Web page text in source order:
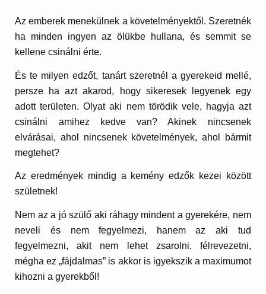
Az emberek menekülnek a követelményektől. Szeretnék
ha minden ingyen az ölükbe hullana, és semmit se
kellene csinálni érte.
És te milyen edzőt, tanárt szeretnél a gyerekeid mellé,
persze ha azt akarod, hogy sikeresek legyenek egy
adott területen. Olyat aki nem törödik vele, hagyja azt
csinálni amihez kedve van? Akinek nincsenek
elvárásai, ahol nincsenek követelmények, ahol bármit
megtehet?
Az eredmények mindig a kemény edzők kezei között
születnek!
Nem az a jó szülő aki ráhagy mindent a gyerekére, nem
neveli és nem fegyelmezi, hanem az aki tud
fegyelmezni, akit nem lehet zsarolni, félrevezetni,
mégha ez „fájdalmas” is akkor is igyekszik a maximumot
kihozni a gyerekből!